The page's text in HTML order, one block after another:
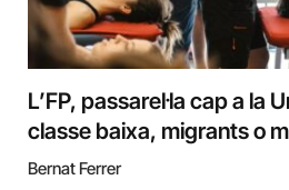
L’FP, passarel·la cap a la
classe baixa, migrants o
Bernat Ferrer